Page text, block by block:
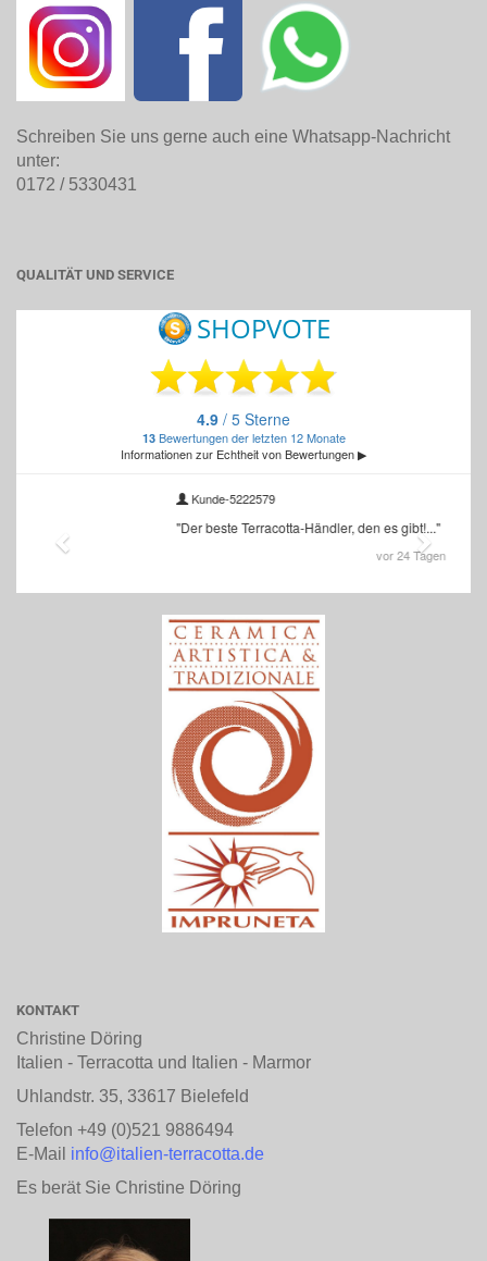
Schreiben Sie uns gerne auch eine Whatsapp-Nachricht
unter:
0172 / 5330431
QUALITÄT UND SERVICE
KONTAKT
Christine Döring
Italien - Terracotta und Italien - Marmor
Uhlandstr. 35, 33617 Bielefeld
Telefon +49 (0)521 9886494
E-Mail info@italien-terracotta.de
Es berät Sie Christine Döring